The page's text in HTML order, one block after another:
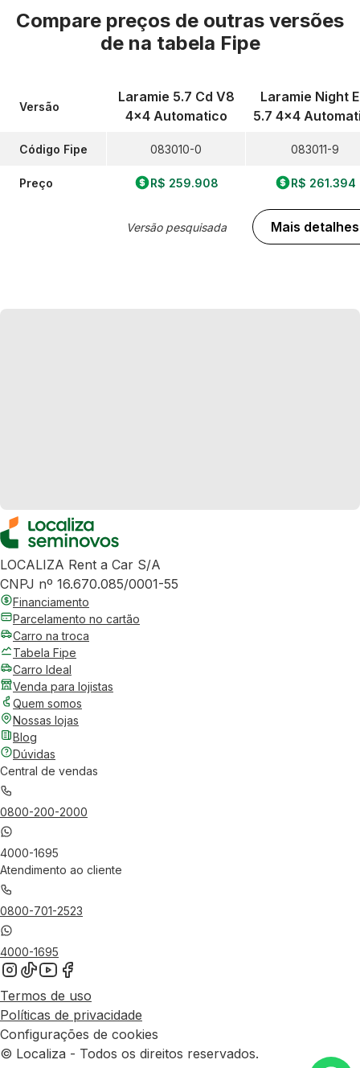
Compare preços de outras versões
de na tabela Fipe
Versão
Código Fipe
Preço
Laramie 5.7 Cd V8
4x4 Automatico
083010-0
R$ 259.908
Versão pesquisada
Laramie Night
5.7 4x4
083011-9
R$ 261.394
Mais detalhes
LOCALIZA Rent a Car S/A
CNPJ nº 16.670.085/0001-55
Financiamento
Parcelamento no cartão
Carro na troca
Tabela Fipe
Carro Ideal
Venda para lojistas
Quem somos
Nossas lojas
Blog
Dúvidas
Central de vendas
0800-200-2000
4000-1695
Atendimento ao cliente
0800-701-2523
4000-1695
Termos de uso
Políticas de privacidade
Configurações de cookies
© Localiza - Todos os direitos reservados.